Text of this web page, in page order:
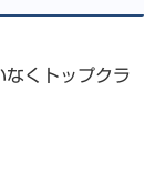
なくトップクラ